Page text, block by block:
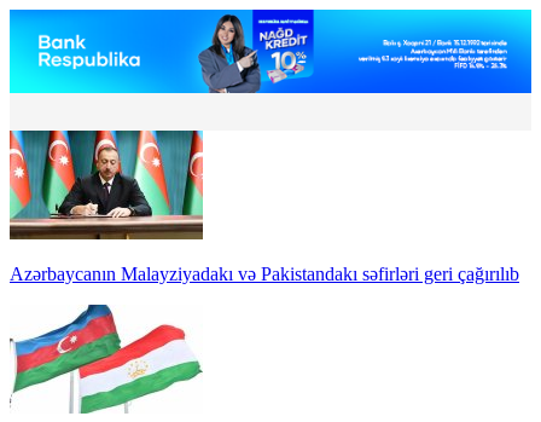
Azərbaycanın Malayziyadakı və Pakistandakı səfirləri geri çağırılıb